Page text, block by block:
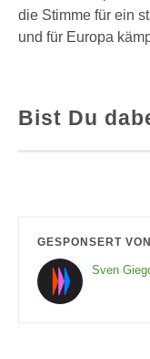
die Stimme für ein
und für Europa
Bist Du
GESPONSERT VON
Sven